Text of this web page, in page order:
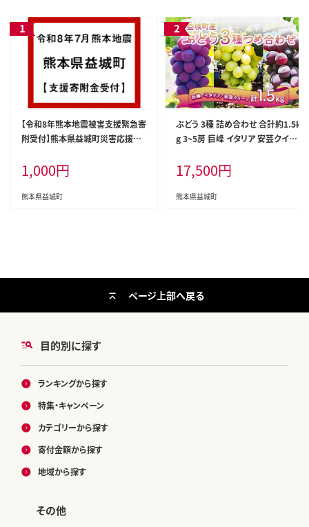
【令和8年熊本地震被害支援緊急寄
附受付】熊本県益城町災害応援寄
1,000円
熊本県益城町
ぶどう 3種 詰め合わせ 合計約1.5k
g 3~5房 巨峰 イタリア 安芸クイー
発送予定】
17,500円
熊本県益城町
目的別に探す
ランキングから探す
特集・キャンペーン
カテゴリーから探す
寄付金額から探す
地域から探す
その他
ページ上部へ戻る